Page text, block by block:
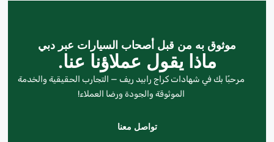
موثوق به من قبل أصحاب السيارات عبر دبي
ماذا يقول عملاؤنا عنا.
مرحبًا بك في شهادات كراج رابيد ريف — التجارب الحقيقية والخدمة
الموثوقة والجودة ورضا العملاء!
تواصل معنا